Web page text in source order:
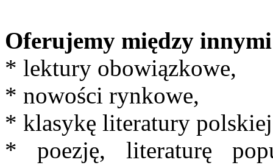
Oferujemy między
* lektury obowiązkowe,
* nowości rynkowe,
* klasykę literatury
* poezję, literaturę